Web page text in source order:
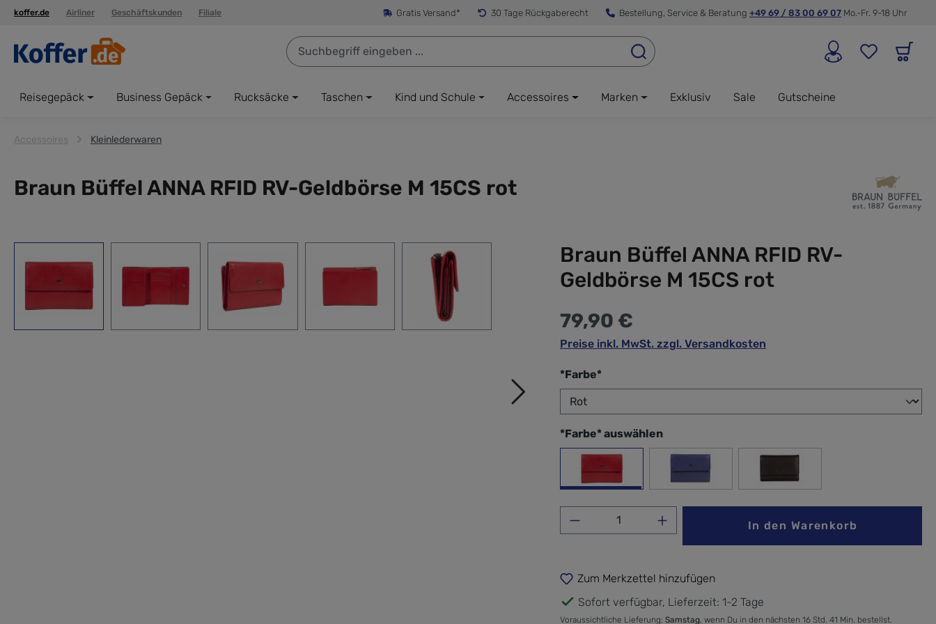
Zur Hauptnavigation springen
koffer.de Airliner Geschäftskunden Filiale Gratis Versand* 30 Tage Rückgaberecht Bestellung, Service & Beratung +49 69 / 83 00 69 07 Mo.-Fr. 9-18 Uhr
Reisegepäck Business Gepäck Rucksäcke Taschen Kind und Schule Accessoires Marken Exklusiv Sale Gutscheine
Accessoires Kleinlederwaren
Braun Büffel ANNA RFID RV-Geldbörse M 15CS rot
Braun Büffel ANNA RFID RV-
Geldbörse M 15CS rot
79,90 €
Preise inkl. MwSt. zzgl. Versandkosten
*Farbe*auswählen
*Farbe* auswählen
Rot Saphir schwarz
Produkt Anzahl: Gib den gewünschten Wert ein
In den Warenkorb
Zum Merkzettel hinzufügen
Sofort verfügbar, Lieferzeit: 1-2 Tage
Voraussichtliche Lieferung: Samstag , wenn Du in den nächsten 16 Std. 41 Min. bestellst.